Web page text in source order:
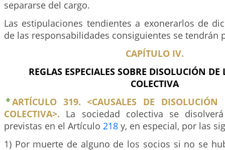
separarse del cargo.
Las estipulaciones tendientes a exonerarlos de
de las responsabilidades consiguientes se tendrán
CAPÍTULO IV.
REGLAS ESPECIALES SOBRE DISOLUCIÓN DE
COLECTIVA
ARTÍCULO 319. <CAUSALES DE
COLECTIVA>. La sociedad colectiva se
previstas en el Artículo 218 y, en especial, por las
1) Por muerte de alguno de los socios si no se